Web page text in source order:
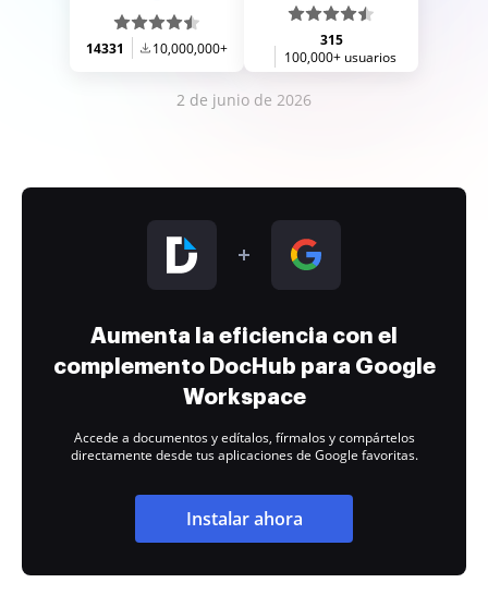
14331 10,000,000+
315
100,000+ usuarios
2 de junio de 2026
Aumenta la eficiencia con el
complemento DocHub para Google
Workspace
Accede a documentos y edítalos, fírmalos y compártelos
directamente desde tus aplicaciones de Google favoritas.
Instalar ahora